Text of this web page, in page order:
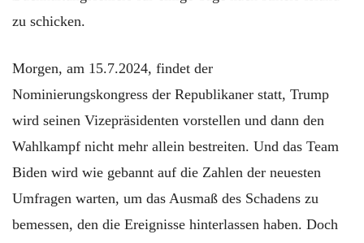
zu schicken.
Morgen, am 15.7.2024, findet der
Nominierungskongress der Republikaner statt, Trump
wird seinen Vizepräsidenten vorstellen und dann den
Wahlkampf nicht mehr allein bestreiten. Und das Team
Biden wird wie gebannt auf die Zahlen der neuesten
Umfragen warten, um das Ausmaß des Schadens zu
bemessen, den die Ereignisse hinterlassen haben. Doch